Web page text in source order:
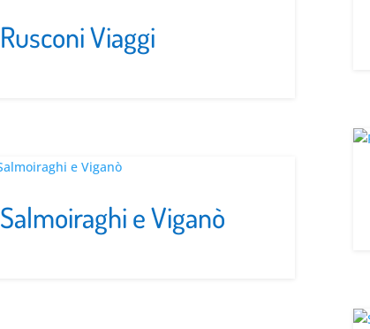
Rusconi Viaggi
Salmoiraghi e Viganò